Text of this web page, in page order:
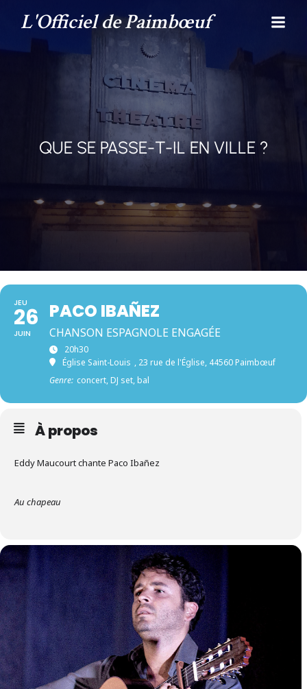
L'Officiel de Paimbœuf
QUE SE PASSE-T-IL EN VILLE ?
JEU
26
JUIN
PACO IBAÑEZ
CHANSON ESPAGNOLE ENGAGÉE
20h30
Église Saint-Louis , 23 rue de l'Église, 44560 Paimbœuf
Genre: concert, DJ set, bal
À propos
Eddy Maucourt chante Paco Ibañez
Au chapeau